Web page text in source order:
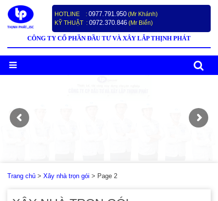
HOTLINE : 0977.791.950 (Mr Khánh)
KỸ THUẬT : 0972.370.846 (Mr Biển)
CÔNG TY CỔ PHẦN ĐẦU TƯ VÀ XÂY LẮP THỊNH PHÁT
Trang chủ > Xây nhà trọn gói > Page 2